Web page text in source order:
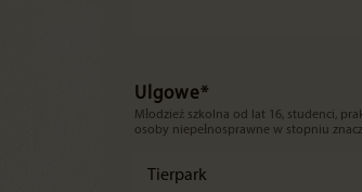
Ulgowe*
Młodzież szkolna od lat 16, studenci,
osoby niepełnosprawne w stopniu
Tierpark